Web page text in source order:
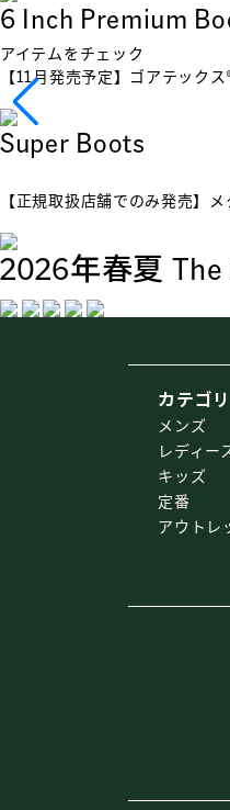
6 Inch Premium
アイテムをチェック
【11月発売予定】ゴアテック
Super Boots
【正規取扱店舗でのみ発売】
2026年春夏
カテゴリ
メンズ
レディー
キッズ
定番
アウトレ